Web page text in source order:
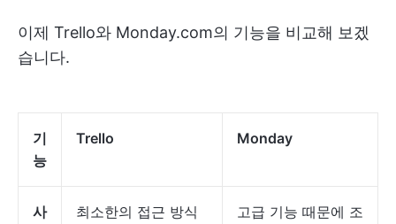
이제 Trello와 Monday.com의 기능을 비교해 보겠
습니다.
기
능
Trello Monday
사
최소한의 접근 방식
고급 기능 때문에 조